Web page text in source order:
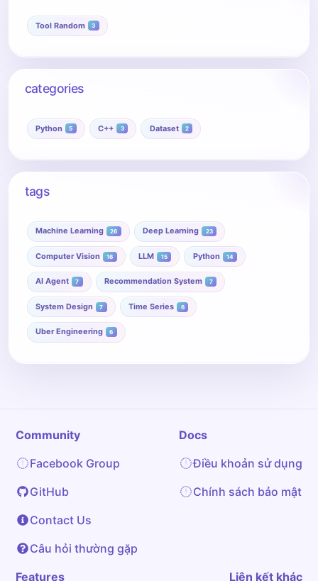
Tool Random 3
categories
Python 5 C++ 3 Dataset 2
tags
Machine Learning 26 Deep Learning 23
Computer Vision 16 LLM 15 Python 14
AI Agent 7 Recommendation System 7
System Design 7 Time Series 6
Uber Engineering 6
Community
Facebook Group
GitHub
Contact Us
Câu hỏi thường gặp
Docs
Điều khoản sử dụng
Chính sách bảo mật
Features Liên kết khác